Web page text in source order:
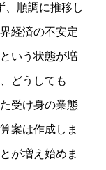
、順調に推移し
経済の不安定
いう状態が増
どうしても
受け身の業態
案は作成しま
が増え始めま